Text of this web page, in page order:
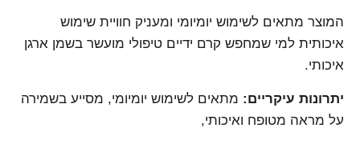
המוצר מתאים לשימוש יומיומי ומעניק חוויית שימוש
איכותית למי שמחפש קרם ידיים טיפולי מועשר בשמן ארגן
איכותי.
יתרונות עיקריים: מתאים לשימוש יומיומי, מסייע בשמירה
על מראה מטופח ואיכותי,